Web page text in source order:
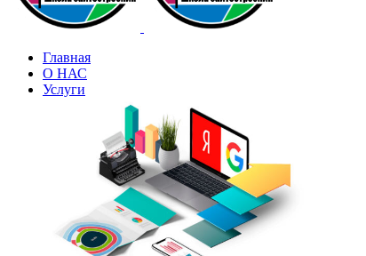
Главная
О НАС
Услуги